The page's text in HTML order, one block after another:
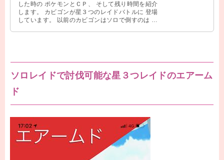
した時の ポケモンとＣＰ、 そして残り時間を紹介
します。 カビゴンが星３つのレイドバトルに 登場
しています。 以前のカビゴンはソロで倒すのは 厳
ソロレイドで討伐可能な星３つレイドのエアーム
ド